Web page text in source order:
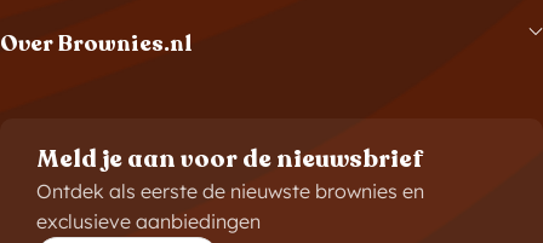
Over Brownies.nl
Meld je aan voor de nieuwsbrief
Ontdek als eerste de nieuwste brownies en
exclusieve aanbiedingen